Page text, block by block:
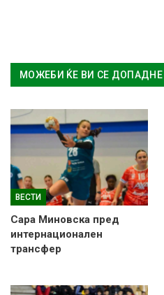
МОЖЕБИ ЌЕ ВИ СЕ ДОПАДНЕ
ВЕСТИ
Сара Миновска пред
интернационален
трансфер